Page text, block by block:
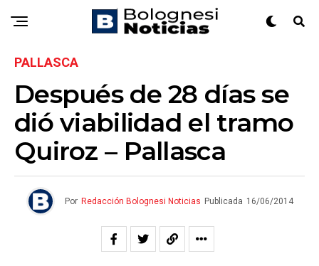
PALLASCA
Después de 28 días se
dió viabilidad el tramo
Quiroz – Pallasca
Por Redacción Bolognesi Noticias Publicada 16/06/2014